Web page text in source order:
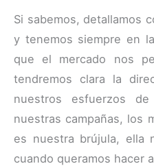
Si sabemos, detallamos
y tenemos siempre en
que el mercado nos
tendremos clara la
nuestros esfuerzos
nuestras campañas, los
es nuestra brújula, ella
cuando queramos hacer